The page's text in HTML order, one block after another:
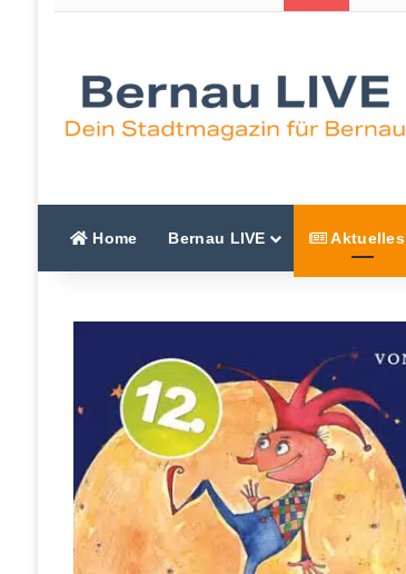
Home Bernau LIVE Aktuelles